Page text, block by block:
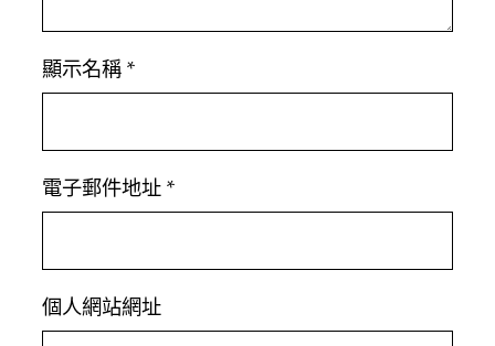
顯示名稱 *
電子郵件地址 *
個人網站網址